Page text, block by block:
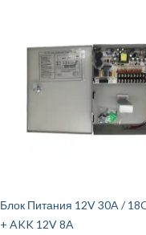
Блок Питания 12V 30A / 18CH UPS
+ AKK 12V 8A